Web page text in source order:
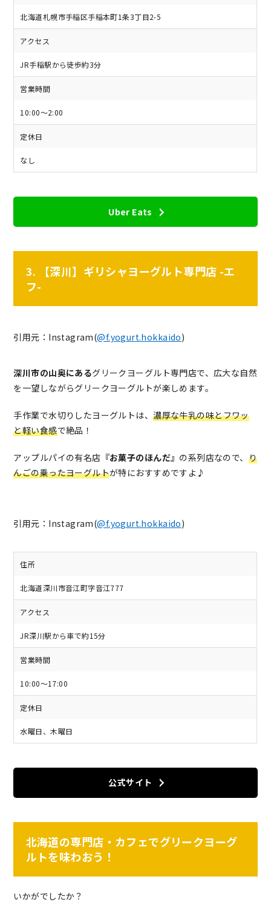
北海道札幌市手稲区手稲本町1条3丁目2-5
アクセス
JR手稲駅から徒歩約3分
営業時間
10:00〜2:00
定休日
なし
Uber Eats
3. 【深川】ギリシャヨーグルト専門店 -エ
フ-
引用元：Instagram(@f.yogurt.hokkaido)
深川市の山奥にあるグリークヨーグルト専門店で、広大な自然
を一望しながらグリークヨーグルトが楽しめます。
手作業で水切りしたヨーグルトは、濃厚な牛乳の味とフワッ
と軽い食感で絶品！
アップルパイの有名店 『お菓子のほんだ』 の系列店なので、 り
んごの乗ったヨーグルトが特におすすめですよ♪
引用元：Instagram(@f.yogurt.hokkaido)
住所
北海道深川市音江町字音江777
アクセス
JR深川駅から車で約15分
営業時間
10:00〜17:00
定休日
水曜日、木曜日
公式サイト
北海道の専門店・カフェでグリークヨーグ
ルトを味わおう！
いかがでしたか？